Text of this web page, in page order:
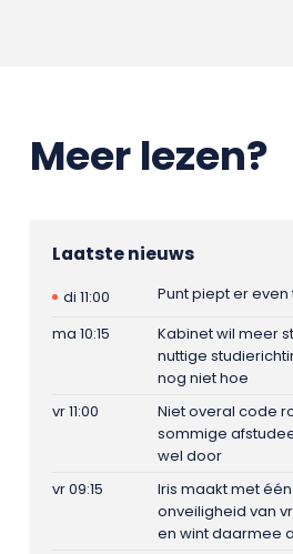
Meer lezen?
Laatste nieuws
di 11:00
Punt piept er even
ma 10:15
Kabinet wil meer
nuttige
nog niet hoe
vr 11:00
Niet overal code
sommige
wel door
vr 09:15
Iris maakt met
onveiligheid van
en wint daarmee